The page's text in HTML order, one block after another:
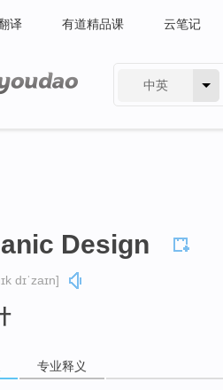
译 有道精品课 云笔记
中英
Design
dɪˈzaɪn]
专业释义